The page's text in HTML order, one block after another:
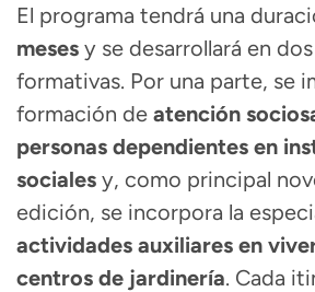
El programa tendrá una
meses y se desarrollará en
formativas. Por una parte, se
formación de atención
personas dependientes en
sociales y, como principal
edición, se incorpora la
actividades auxiliares en
centros de jardinería. Cada